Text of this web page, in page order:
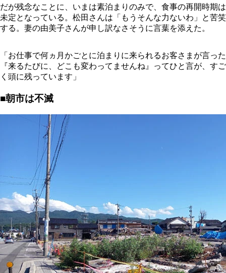
だが残念なことに、いまは素泊まりのみで、食事の再開時期は
未定となっている。松田さんは「もうそんな力ないわ」と苦笑
する。妻の由美子さんが申し訳なさそうに言葉を添えた。
「お仕事で何ヵ月かごとに泊まりに来られるお客さまが言った
『来るたびに、どこも変わってませんね』ってひと言が、すご
く頭に残っています」
■朝市は不滅